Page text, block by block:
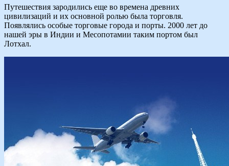
Путешествия зародились еще во времена древних
цивилизаций и их основной ролью была торговля.
Появлялись особые торговые города и порты. 2000 лет до
нашей эры в Индии и Месопотамии таким портом был
Лотхал.